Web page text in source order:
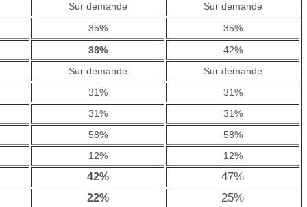
Sur demande
Sur demande
35%
35%
38%
42%
Sur demande
Sur demande
31%
31%
31%
31%
58%
58%
12%
12%
42% 47%
22% 25%